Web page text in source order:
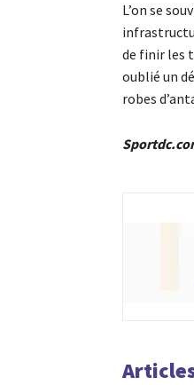
L’on se
de finir les
oublié un
robes